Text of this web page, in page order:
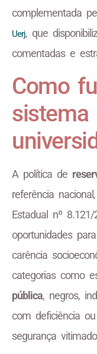
complementada
Uerj, que
comentadas e
Como
sistema
A política de
referência
Estadual nº
oportunidades
carência
categorias como
pública, negros,
com deficiência
segurança